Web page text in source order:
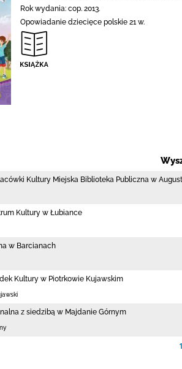
Rok wydania: cop. 2013.
Opowiadanie dziecięce polskie 21 w.
Kultury Miejska Biblioteka Publiczna w
Kultury w Łubiance
w Barcianach
Kultury w Piotrkowie Kujawskim
z siedzibą w Majdanie Górnym
1